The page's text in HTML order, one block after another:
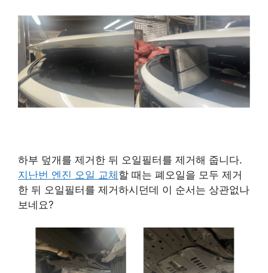
하부 덮개를 제거한 뒤 오일필터를 제거해 줍니다.
지난번 엔진 오일 교체할 때는 폐오일을 모두 제거
한 뒤 오일필터를 제거하시던데 이 순서는 상관없나
보네요?